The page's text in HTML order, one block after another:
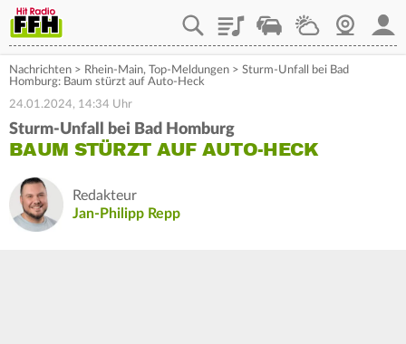
PlaylistStaupilotWetterWebcam
Nachrichten > Rhein-Main, Top-Meldungen > Sturm-Unfall bei Bad
Homburg: Baum stürzt auf Auto-Heck
24.01.2024, 14:34 Uhr
Sturm-Unfall bei Bad Homburg
BAUM STÜRZT AUF AUTO-HECK
Redakteur
Jan-Philipp Repp